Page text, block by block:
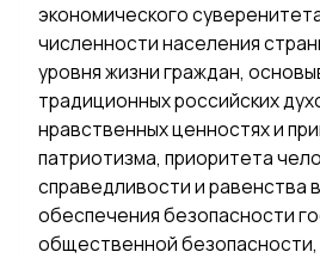
экономического
численности населения
уровня жизни граждан,
традиционных российских
нравственных ценностях и
патриотизма, приоритета
справедливости и равенства
обеспечения безопасности
общественной